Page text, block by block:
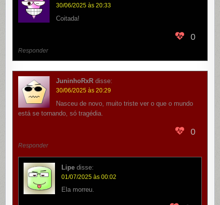
30/06/2025 às 20:33
Coitada!
0
Responder
JuninhoRxR disse:
30/06/2025 às 20:29
Nasceu de novo, muito triste ver o que o mundo
está se tornando, só tragédia.
0
Responder
Lipe disse:
01/07/2025 às 00:02
Ela morreu.